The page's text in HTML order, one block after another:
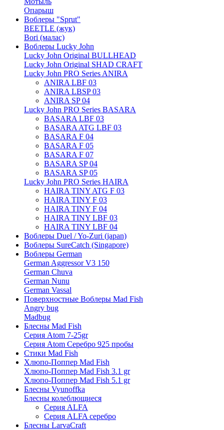
Опарыш
Воблеры "Sprut"
BEETLE (жук)
Bori (малас)
Воблеры Lucky John
Lucky John Original BULLHEAD
Lucky John Original SHAD CRAFT
Lucky John PRO Series ANIRA
ANIRA LBF 03
ANIRA LBSP 03
ANIRA SP 04
Lucky John PRO Series BASARA
BASARA LBF 03
BASARA ATG LBF 03
BASARA F 04
BASARA F 05
BASARA F 07
BASARA SP 04
BASARA SP 05
Lucky John PRO Series HAIRA
HAIRA TINY ATG F 03
HAIRA TINY F 03
HAIRA TINY F 04
HAIRA TINY LBF 03
HAIRA TINY LBF 04
Воблеры Duel / Yo-Zuri (japan)
Воблеры SureCatch (Singapore)
Воблеры German
German Aggressor V3 150
German Chuva
German Nunu
German Vassal
Поверхностные Воблеры Mad Fish
Angry bug
Madbug
Блесны Mad Fish
Серия Atom 7-25gr
Серия Atom Серебро 925 пробы
Стики Mad Fish
Хлюпо-Поппер Mad Fish
Хлюпо-Поппер Mad Fish 3.1 gr
Хлюпо-Поппер Mad Fish 5.1 gr
Блесны Vyunoffka
Блесны колеблющиеся
Серия ALFA
Серия ALFA серебро
Блесны LarvaCraft